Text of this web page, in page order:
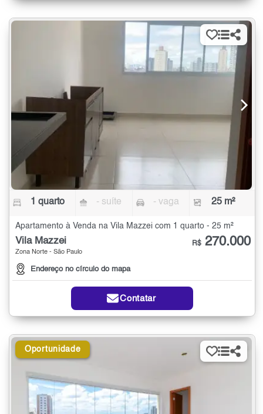
1 quarto - suíte - vaga 25 m²
Apartamento à Venda na Vila Mazzei com 1 quarto - 25 m²
Vila Mazzei
Zona Norte - São Paulo
Endereço no círculo do mapa
R$ 270.000
Contatar
Oportunidade